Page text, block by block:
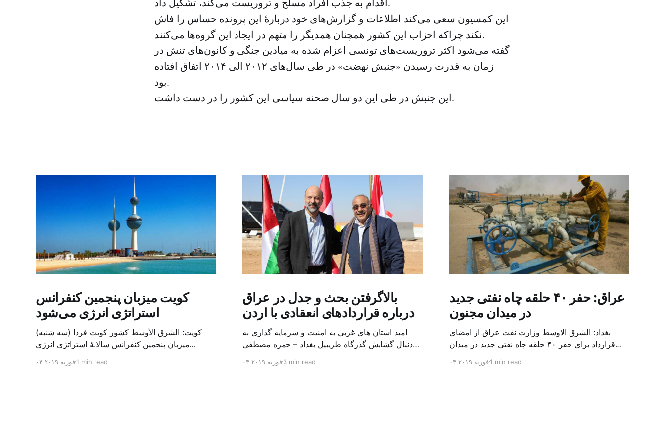
این کمسیون سعی می‌کند اطلاعات و گزارش‌های خود دربارهٔ این پرونده حساس را فاش
نکند چراکه احزاب این کشور همچنان همدیگر را متهم در ایجاد این گروه‌ها می‌کنند.
گفته می‌شود اکثر تروریست‌های تونسی اعزام شده به میادین جنگی و کانون‌های تنش در
زمان به قدرت رسیدن «جنبش نهضت» در طی سال‌های ۲۰۱۲ الی ۲۰۱۴ اتفاق افتاده
بود.
این جنبش در طی این دو سال صحنه سیاسی این کشور را در دست داشت.
کویت میزبان پنجمین کنفرانس
استراتژی انرژی می‌شود
کویت: الشرق الأوسط کشور کویت فردا (سه شنبه)
میزبان پنجمین کنفرانس سالانهٔ استراتژی انرژی
الشرق الاوسط، حدود ۳۰۰ متخصص از شرکت‌های
۰۴ فوریه ۲۰۱۹1 min read
بالاگرفتن بحث و جدل در عراق
درباره قراردادهای انعقادی با اردن
امید استان های غربی به امنیت و سرمایه گذاری به
دنبال گشایش گذرگاه طریبیل بغداد – حمزه مصطفی
طریبیل توسط عادل عبد المهدی نخست وزیر عراق و
۰۴ فوریه ۲۰۱۹3 min read
عراق: حفر ۴۰ حلقه چاه نفتی جدید
در میدان مجنون
بغداد: الشرق الاوسط وزارت نفت عراق از امضای
قرارداد برای حفر ۴۰ حلقه چاه نفتی جدید در میدان
محمد خضیر مدعامل شرکت حفاری عراق روز یکشنبه
۰۴ فوریه ۲۰۱۹1 min read